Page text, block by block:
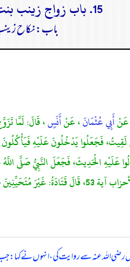
15. باب زواج زينب بنت جحش ونزول الحجاب وإثبات وليمة العرس:
باب: نکاح زینب
عَنْأَبِي عُثْمَانَ، عَنْأَنَسٍ، قَالَ: لَمَّا
فَجَعَلُوا يَدْخُلُونَ عَلَيْهِ فَيَأْكُلُونَ
عَلَيْهِ الْحَدِيثَ، فَجَعَلَ النَّبِيُّ صَلَّى
سورة الأحزاب آية 53.
اللہ عنہ سے روایت کی، انہوں نے کہا: